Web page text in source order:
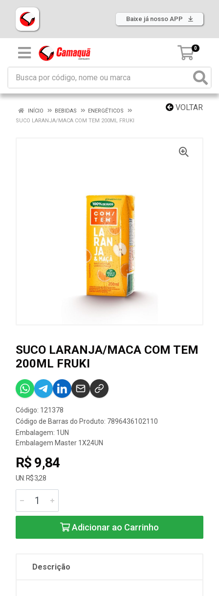
Baixe já nosso APP
0
VOLTAR
INÍCIO BEBIDAS
ENERGÉTICOS
SUCO LARANJA/MACA COM TEM 200ML FRUKI
SUCO LARANJA/MACA COM TEM
200ML FRUKI
Código: 121378
Código de Barras do Produto: 7896436102110
Embalagem: 1UN
Embalagem Master 1X24UN
R$ 9,84
UN: R$ 3,28
Adicionar ao Carrinho
Descrição